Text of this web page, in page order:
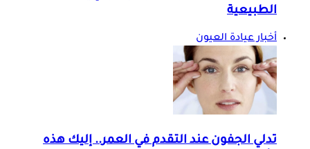
الطبيعية
أخبار عيادة العيون
تدلي الجفون عند التقدم في العمر.. إليك هذه